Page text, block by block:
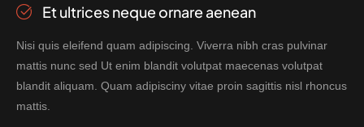
Et ultrices neque ornare aenean
Nisi quis eleifend quam adipiscing. Viverra nibh cras pulvinar
mattis nunc sed Ut enim blandit volutpat maecenas volutpat
blandit aliquam. Quam adipisciny vitae proin sagittis nisl rhoncus
mattis.